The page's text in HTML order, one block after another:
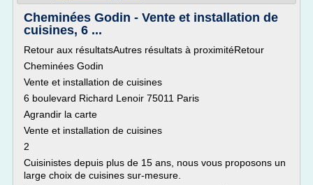
Cheminées Godin - Vente et installation de
cuisines, 6 ...
Retour aux résultatsAutres résultats à proximitéRetour
Cheminées Godin
Vente et installation de cuisines
6 boulevard Richard Lenoir 75011 Paris
Agrandir la carte
Vente et installation de cuisines
2
Cuisinistes depuis plus de 15 ans, nous vous proposons un
large choix de cuisines sur-mesure.